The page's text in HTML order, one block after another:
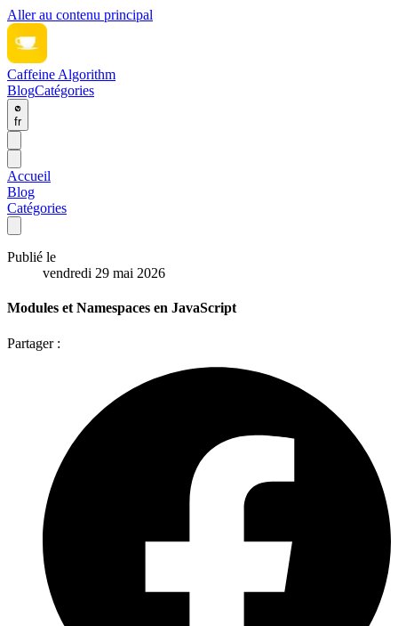
Aller au contenu principal
Caffeine Algorithm
BlogCatégories
fr
Accueil
Blog
Catégories
Publié le
vendredi 29 mai 2026
Modules et Namespaces en JavaScript
Partager :